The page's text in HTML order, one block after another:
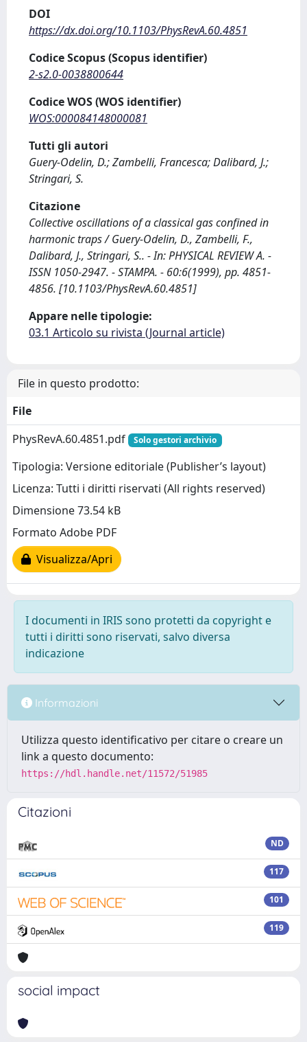
DOI
https://dx.doi.org/10.1103/PhysRevA.60.4851
Codice Scopus (Scopus identifier)
2-s2.0-0038800644
Codice WOS (WOS identifier)
WOS:000084148000081
Tutti gli autori
Guery-Odelin, D.; Zambelli, Francesca; Dalibard, J.;
Stringari, S.
Citazione
Collective oscillations of a classical gas confined in
harmonic traps / Guery-Odelin, D., Zambelli, F.,
Dalibard, J., Stringari, S.. - In: PHYSICAL REVIEW A. -
ISSN 1050-2947. - STAMPA. - 60:6(1999), pp. 4851-
4856. [10.1103/PhysRevA.60.4851]
Appare nelle tipologie:
03.1 Articolo su rivista (Journal article)
File in questo prodotto:
File
PhysRevA.60.4851.pdf
Solo gestori archivio
Tipologia: Versione editoriale (Publisher’s layout)
Licenza: Tutti i diritti riservati (All rights reserved)
Dimensione 73.54 kB
Formato Adobe PDF
Visualizza/Apri
I documenti in IRIS sono protetti da copyright e
tutti i diritti sono riservati, salvo diversa
indicazione
Informazioni
Utilizza questo identificativo per citare o creare un
link a questo documento:
https://hdl.handle.net/11572/51985
Citazioni
ND
117
101
119
social impact